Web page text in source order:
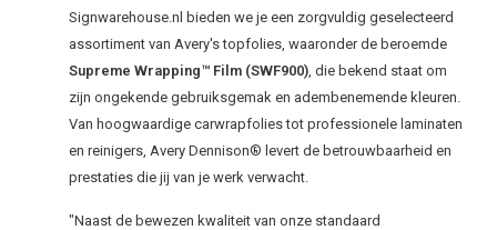
Signwarehouse.nl bieden we je een zorgvuldig geselecteerd
assortiment van Avery's topfolies, waaronder de beroemde
Supreme Wrapping™ Film (SWF900), die bekend staat om
zijn ongekende gebruiksgemak en adembenemende kleuren.
Van hoogwaardige carwrapfolies tot professionele laminaten
en reinigers, Avery Dennison® levert de betrouwbaarheid en
prestaties die jij van je werk verwacht.
"Naast de bewezen kwaliteit van onze standaard